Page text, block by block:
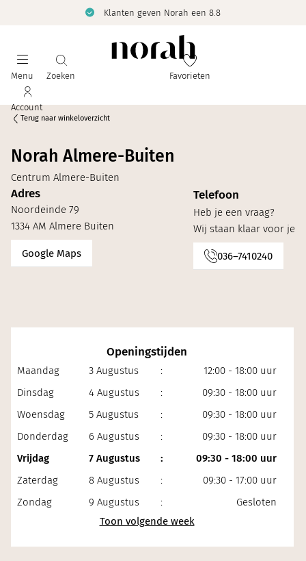
Klanten geven Norah een 8.8
Menu Zoeken Favorieten
Account
Terug naar winkeloverzicht
Norah Almere-Buiten
Centrum Almere-Buiten
Adres
Noordeinde 79
1334 AM Almere Buiten
Google Maps
Telefoon
Heb je een vraag?
Wij staan klaar voor je
036–7410240
Openingstijden
Maandag 3 Augustus :
12:00 - 18:00 uur
Dinsdag
4 Augustus :
09:30 - 18:00 uur
Woensdag
5 Augustus :
09:30 - 18:00 uur
Donderdag
6 Augustus :
09:30 - 18:00 uur
Vrijdag
7 Augustus :
09:30 - 18:00 uur
Zaterdag
8 Augustus :
09:30 - 17:00 uur
Zondag
9 Augustus : Gesloten